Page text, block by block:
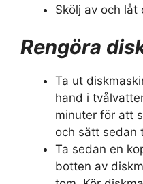
Skölj av och låt
Rengöra
Ta ut
hand i
minuter för att
och sätt sedan
Ta sedan en
botten av